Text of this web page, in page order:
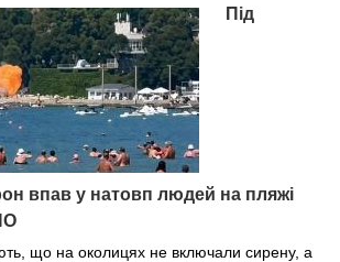
Під
впав у натовп людей на пляжі
що на околицях не включали сирену, а